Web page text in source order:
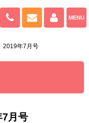
082-943-
お問い合わせ
マイペ
MENU
2019年7月号
月号